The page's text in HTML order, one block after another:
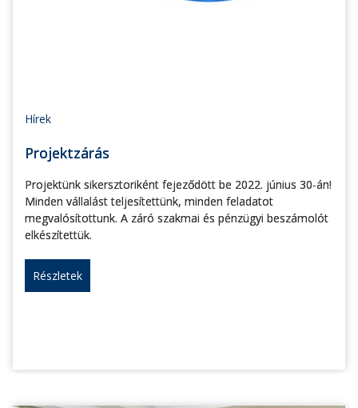
Hírek
Projektzárás
Projektünk sikersztoriként fejeződött be 2022. június 30-án!
Minden vállalást teljesítettünk, minden feladatot
megvalósítottunk. A záró szakmai és pénzügyi beszámolót
elkészítettük.
Részletek